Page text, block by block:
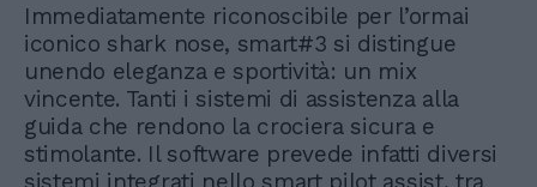
Immediatamente riconoscibile per l’ormai
iconico shark nose, smart#3 si distingue
unendo eleganza e sportività: un mix
vincente. Tanti i sistemi di assistenza alla
guida che rendono la crociera sicura e
stimolante. Il software prevede infatti diversi
sistemi integrati nello smart pilot assist, tra